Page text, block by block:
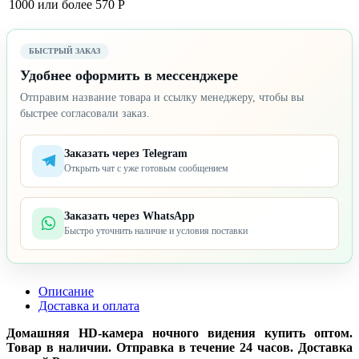
1000 или более 570 Р
БЫСТРЫЙ ЗАКАЗ
Удобнее оформить в мессенджере
Отправим название товара и ссылку менеджеру, чтобы вы
быстрее согласовали заказ.
Заказать через Telegram
Открыть чат с уже готовым сообщением
Заказать через WhatsApp
Быстро уточнить наличие и условия поставки
Описание
Доставка и оплата
Домашняя HD-камера ночного видения купить оптом.
Товар в наличии. Отправка в течение 24 часов. Доставка